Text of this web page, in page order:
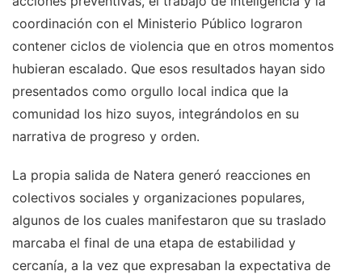
coordinación con el Ministerio Público lograron
contener ciclos de violencia que en otros momentos
hubieran escalado. Que esos resultados hayan sido
presentados como orgullo local indica que la
comunidad los hizo suyos, integrándolos en su
narrativa de progreso y orden.
La propia salida de Natera generó reacciones en
colectivos sociales y organizaciones populares,
algunos de los cuales manifestaron que su traslado
marcaba el final de una etapa de estabilidad y
cercanía, a la vez que expresaban la expectativa de